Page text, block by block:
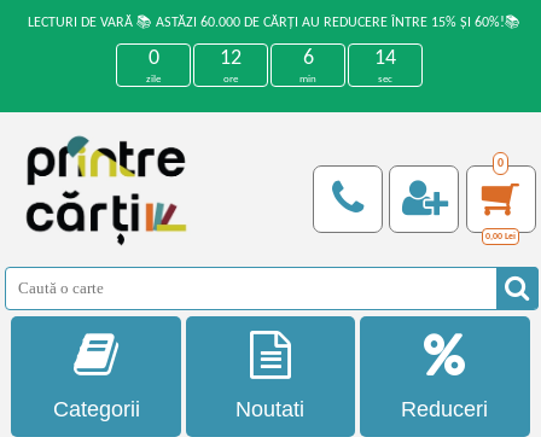
LECTURI DE VARĂ 📚 ASTĂZI 60.000 DE CĂRȚI AU REDUCERE ÎNTRE 15% ȘI 60%!📚
0
zile
12
ore
6
min
14
sec
0
0,00 Lei
Categorii Noutati Reduceri